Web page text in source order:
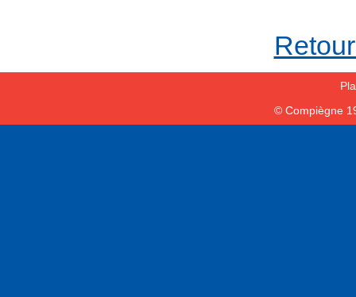
© Compiègne